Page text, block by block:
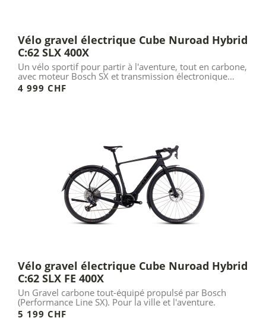
Vélo gravel électrique Cube Nuroad Hybrid
C:62 SLX 400X
Un vélo sportif pour partir à l'aventure, tout en carbone,
avec moteur Bosch SX et transmission électronique
Sram.
4 999 CHF
Vélo gravel électrique Cube Nuroad Hybrid
C:62 SLX FE 400X
Un Gravel carbone tout-équipé propulsé par Bosch
(Performance Line SX). Pour la ville et l'aventure.
5 199 CHF